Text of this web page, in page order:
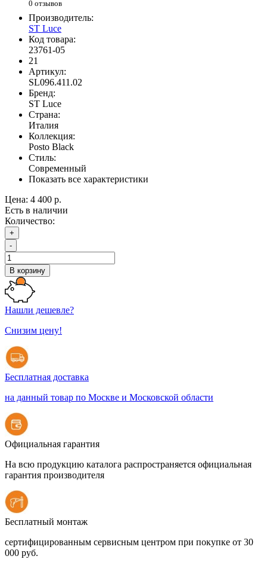
0 отзывов
Производитель:
ST Luce
Код товара:
23761-05
21
Артикул:
SL096.411.02
Бренд:
ST Luce
Страна:
Италия
Коллекция:
Posto Black
Стиль:
Современный
Показать все характеристики
Цена: 4 400 р.
Есть в наличии
Количество:
+
-
В корзину
Нашли дешевле?
Снизим цену!
Бесплатная доставка
на данный товар по Москве и Московской области
Официальная гарантия
На всю продукцию каталога распространяется официальная
гарантия производителя
Бесплатный монтаж
сертифицированным сервисным центром при покупке от 30
000 руб.